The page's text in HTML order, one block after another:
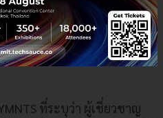
ทีว่า ทีม B มีความขยันและ
A ทั้งที่ในความเป็นจริง ทีม
ธิภาพ และประหยัดต้นทุนกว่า
ที่ระบุว่า ผู้เชี่ยวชาญ